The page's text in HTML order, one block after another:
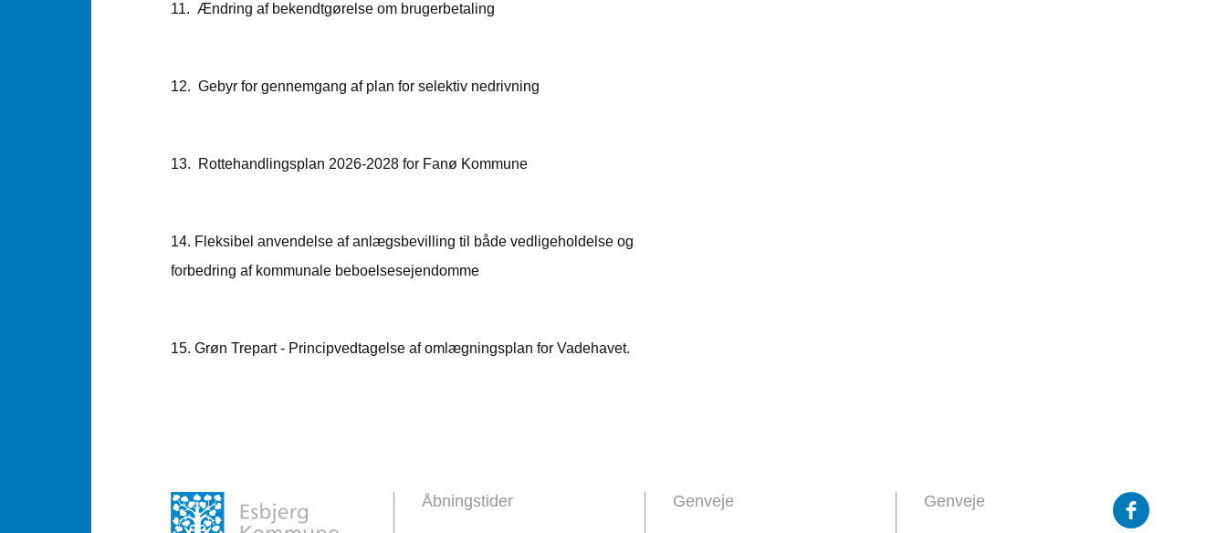
11. Ændring af bekendtgørelse om brugerbetaling
12. Gebyr for gennemgang af plan for selektiv nedrivning
13. Rottehandlingsplan 2026-2028 for Fanø Kommune
14. Fleksibel anvendelse af anlægsbevilling til både vedligeholdelse og
forbedring af kommunale beboelsesejendomme
15. Grøn Trepart - Principvedtagelse af omlægningsplan for Vadehavet.
Åbningstider Genveje Genveje